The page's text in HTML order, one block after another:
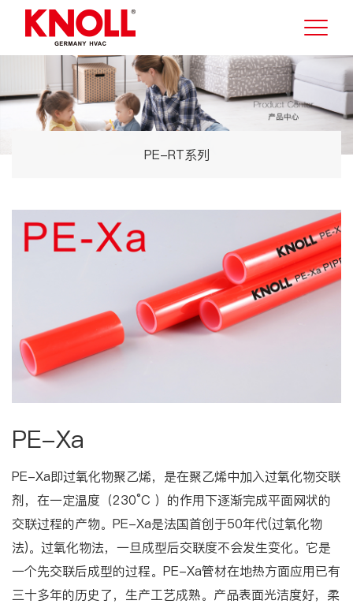
PE-RT系列
PE-Xa
PE-Xa即过氧化物聚乙烯，是在聚乙烯中加入过氧化物交联
剂，在一定温度（230°C ）的作用下逐渐完成平面网状的
交联过程的产物。PE-Xa是法国首创于50年代(过氧化物
法)。过氧化物法，一旦成型后交联度不会发生变化。它是
一个先交联后成型的过程。PE-Xa管材在地热方面应用已有
三十多年的历史了，生产工艺成熟。产品表面光洁度好，柔